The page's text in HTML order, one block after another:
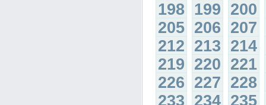
198 199 200
205 206 207
212 213 214
219 220 221
226 227 228
233 234 235